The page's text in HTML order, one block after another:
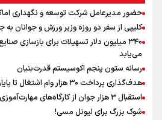
ونس: در حال کار بر روی ایجاد یک سیستم
علی‌نژاد در مراسم انجمن ورزشی نویسان در
در سال گذشته تا به امروز اتفاقات بزرگی را
سیدمناف هاشمی در مراسم انجمن ورزشی
رسانه به ویژه ورزشی نویسان هستیم
فوران یک آتشفشان قدرتمند در جنوب غربی
حضور مدیرعامل شرکت توسعه و نگهداری
کلیپی از سفر دو روزه وزیر ورزش و جوانان به
۳۴۰ میلیون دلار تسهیلات برای بازسازی
می‌یابد
رسانه ستون پنجم اکوسیستم قدرت‌بنیان
هدف‌گذاری پرداخت ۳۰ هزار وام اشتغال تا پایان سال
استقبال ۳ هزار جوان از کارگاه‌های مهارت‌آموزی در ۲۵۰ شهرستان کشور
شوک بزرگ برای لیونل مسی!